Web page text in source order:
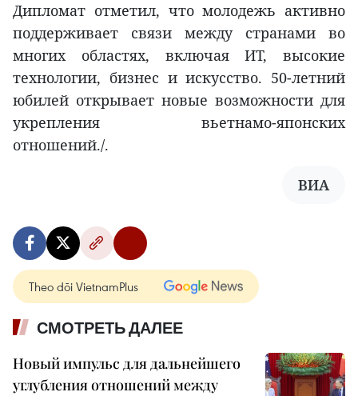
Дипломат отметил, что молодежь активно
поддерживает связи между странами во
многих областях, включая ИТ, высокие
технологии, бизнес и искусство. 50-летний
юбилей открывает новые возможности для
укрепления вьетнамо-японских
отношений./.
ВИА
Theo dõi VietnamPlus
СМОТРЕТЬ ДАЛЕЕ
Новый импульс для дальнейшего
углубления отношений между